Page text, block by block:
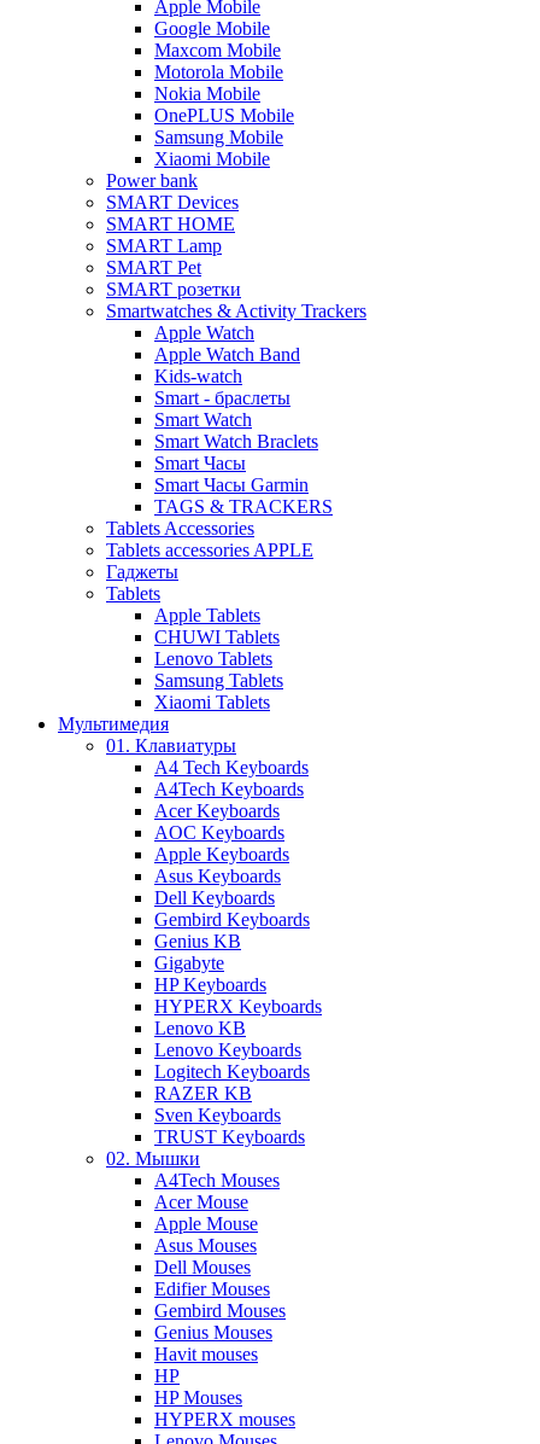
Apple Mobile
Google Mobile
Maxcom Mobile
Motorola Mobile
Nokia Mobile
OnePLUS Mobile
Samsung Mobile
Xiaomi Mobile
Power bank
SMART Devices
SMART HOME
SMART Lamp
SMART Pet
SMART розетки
Smartwatches & Activity Trackers
Apple Watch
Apple Watch Band
Kids-watch
Smart - браслеты
Smart Watch
Smart Watch Braclets
Smart Часы
Smart Часы Garmin
TAGS & TRACKERS
Tablets Accessories
Tablets accessories APPLE
Гаджеты
Tablets
Apple Tablets
CHUWI Tablets
Lenovo Tablets
Samsung Tablets
Xiaomi Tablets
Мультимедия
01. Клавиатуры
A4 Tech Keyboards
A4Tech Keyboards
Acer Keyboards
AOC Keyboards
Apple Keyboards
Asus Keyboards
Dell Keyboards
Gembird Keyboards
Genius KB
Gigabyte
HP Keyboards
HYPERX Keyboards
Lenovo KB
Lenovo Keyboards
Logitech Keyboards
RAZER KB
Sven Keyboards
TRUST Keyboards
02. Мышки
A4Tech Mouses
Acer Mouse
Apple Mouse
Asus Mouses
Dell Mouses
Edifier Mouses
Gembird Mouses
Genius Mouses
Havit mouses
HP
HP Mouses
HYPERX mouses